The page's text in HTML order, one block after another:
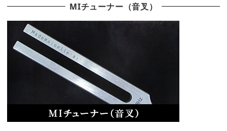
MIチューナー（音叉）